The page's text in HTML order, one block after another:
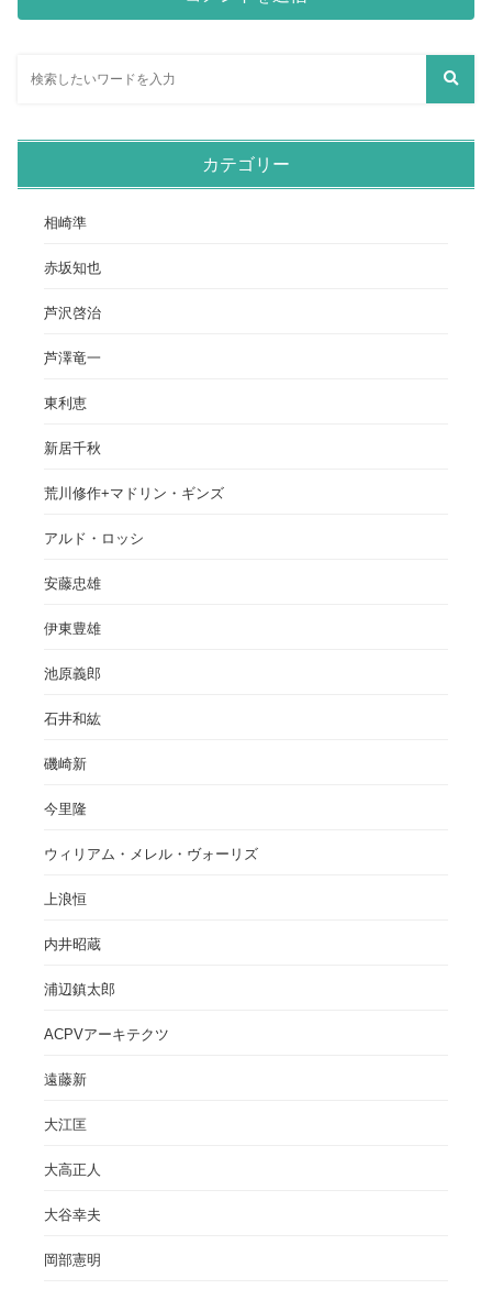
カテゴリー
相崎準
赤坂知也
芦沢啓治
芦澤竜一
東利恵
新居千秋
荒川修作+マドリン・ギンズ
アルド・ロッシ
安藤忠雄
伊東豊雄
池原義郎
石井和紘
磯崎新
今里隆
ウィリアム・メレル・ヴォーリズ
上浪恒
内井昭蔵
浦辺鎮太郎
ACPVアーキテクツ
遠藤新
大江匡
大高正人
大谷幸夫
岡部憲明